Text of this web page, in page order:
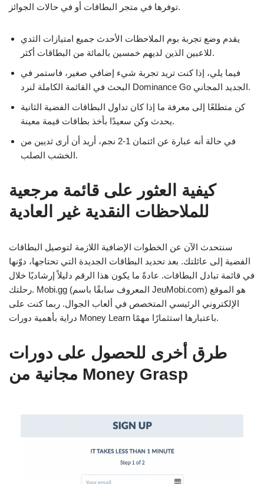
توفرها في متجر البطاقات أو في حالات الجوائز.
يقدم وضع تجربة بوم الملاحظات الأحدث جميع امتيازات الثدي
للاعبين الذين لديهم خمسين بالمائة من البطاقات أكثر.
فيما يلي، إذا كنت تريد تجربة شيء إضافي صغير، فاستمر في
البحث في القائمة الكاملة لنرد Dominance Go الجديد المجاني.
كن متطلعًا إلى معرفة ما إذا كان تداول البطاقات الفضية الثانية
يحدث وكن سعيدًا بأخذ بطاقات قيمة معينة.
في حالة أنه عبارة عن ائتمان 1-2 نجم، أريد أن أرى ثديين من
الخشب الصلب.
كيفية العثور على قائمة مرجعية
للملاحظات النقدية غير العادية
سنتحدث الآن عن الخطوات الإضافية اللازمة لتوصيل البطاقات
الفضية إلى عائلتك. بعد تحديد البطاقات الجديدة التي تحتاجها، دوّنها
في قائمة تبادل البطاقات. عادةً ما يكون هذا الرقم دليلاً إرشاديًا خلال
رحلتك. Mobi.gg (المعروف سابقًا باسم JeuMobi.com) هو الموقع
الإلكتروني الرئيسي المتخصص في ألعاب الجوال. ربما كنت على
دراية بأهمية دورات Money Learn باعتبارها استثمارًا مهمًا.
طرق أخرى للحصول على دورات
مجانية من Money Grasp